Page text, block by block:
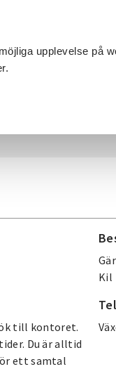
upplevelse på
OCH EVENEMANG
Kil
till kontoret.
Du är alltid
ett samtal